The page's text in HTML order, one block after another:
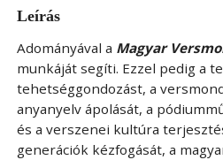
Leírás
Adományával a Magyar
munkáját segíti. Ezzel pedig a
tehetséggondozást, a
anyanyelv ápolását, a
és a verszenei kultúra
generációk kézfogását, a